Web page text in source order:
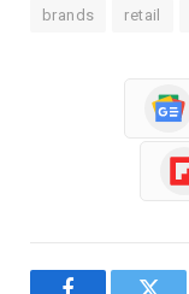
brands retail